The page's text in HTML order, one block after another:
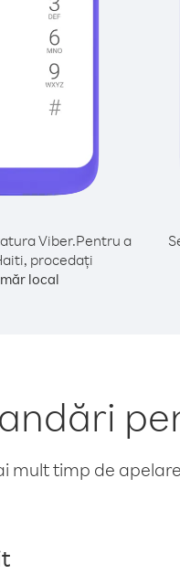
Viber.Pentru a
procedați
local
mult timp de